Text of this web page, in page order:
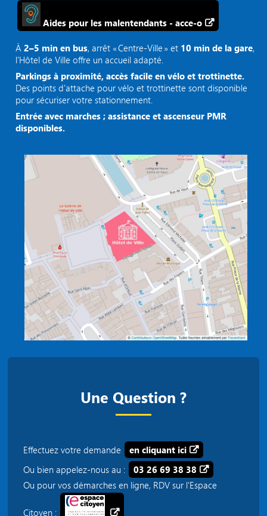
Aides pour les malentendants - acce-o
À2–5 min en bus, arrêt « Centre‑Ville » et 10 min de la gare,
l’Hôtel de Ville offre un accueil adapté.
Parkings à proximité, accès facile en vélo et trottinette.
Des points d'attache pour vélo et trottinette sont disponible
pour sécuriser votre stationnement.
Entrée avec marches ; assistance et ascenseur PMR
disponibles.
Une Question ?
Effectuez votre demande
en cliquant ici
Ou bien appelez-nous au :
03 26 69 38 38
Ou pour vos démarches en ligne, RDV sur l'Espace
Citoyen :